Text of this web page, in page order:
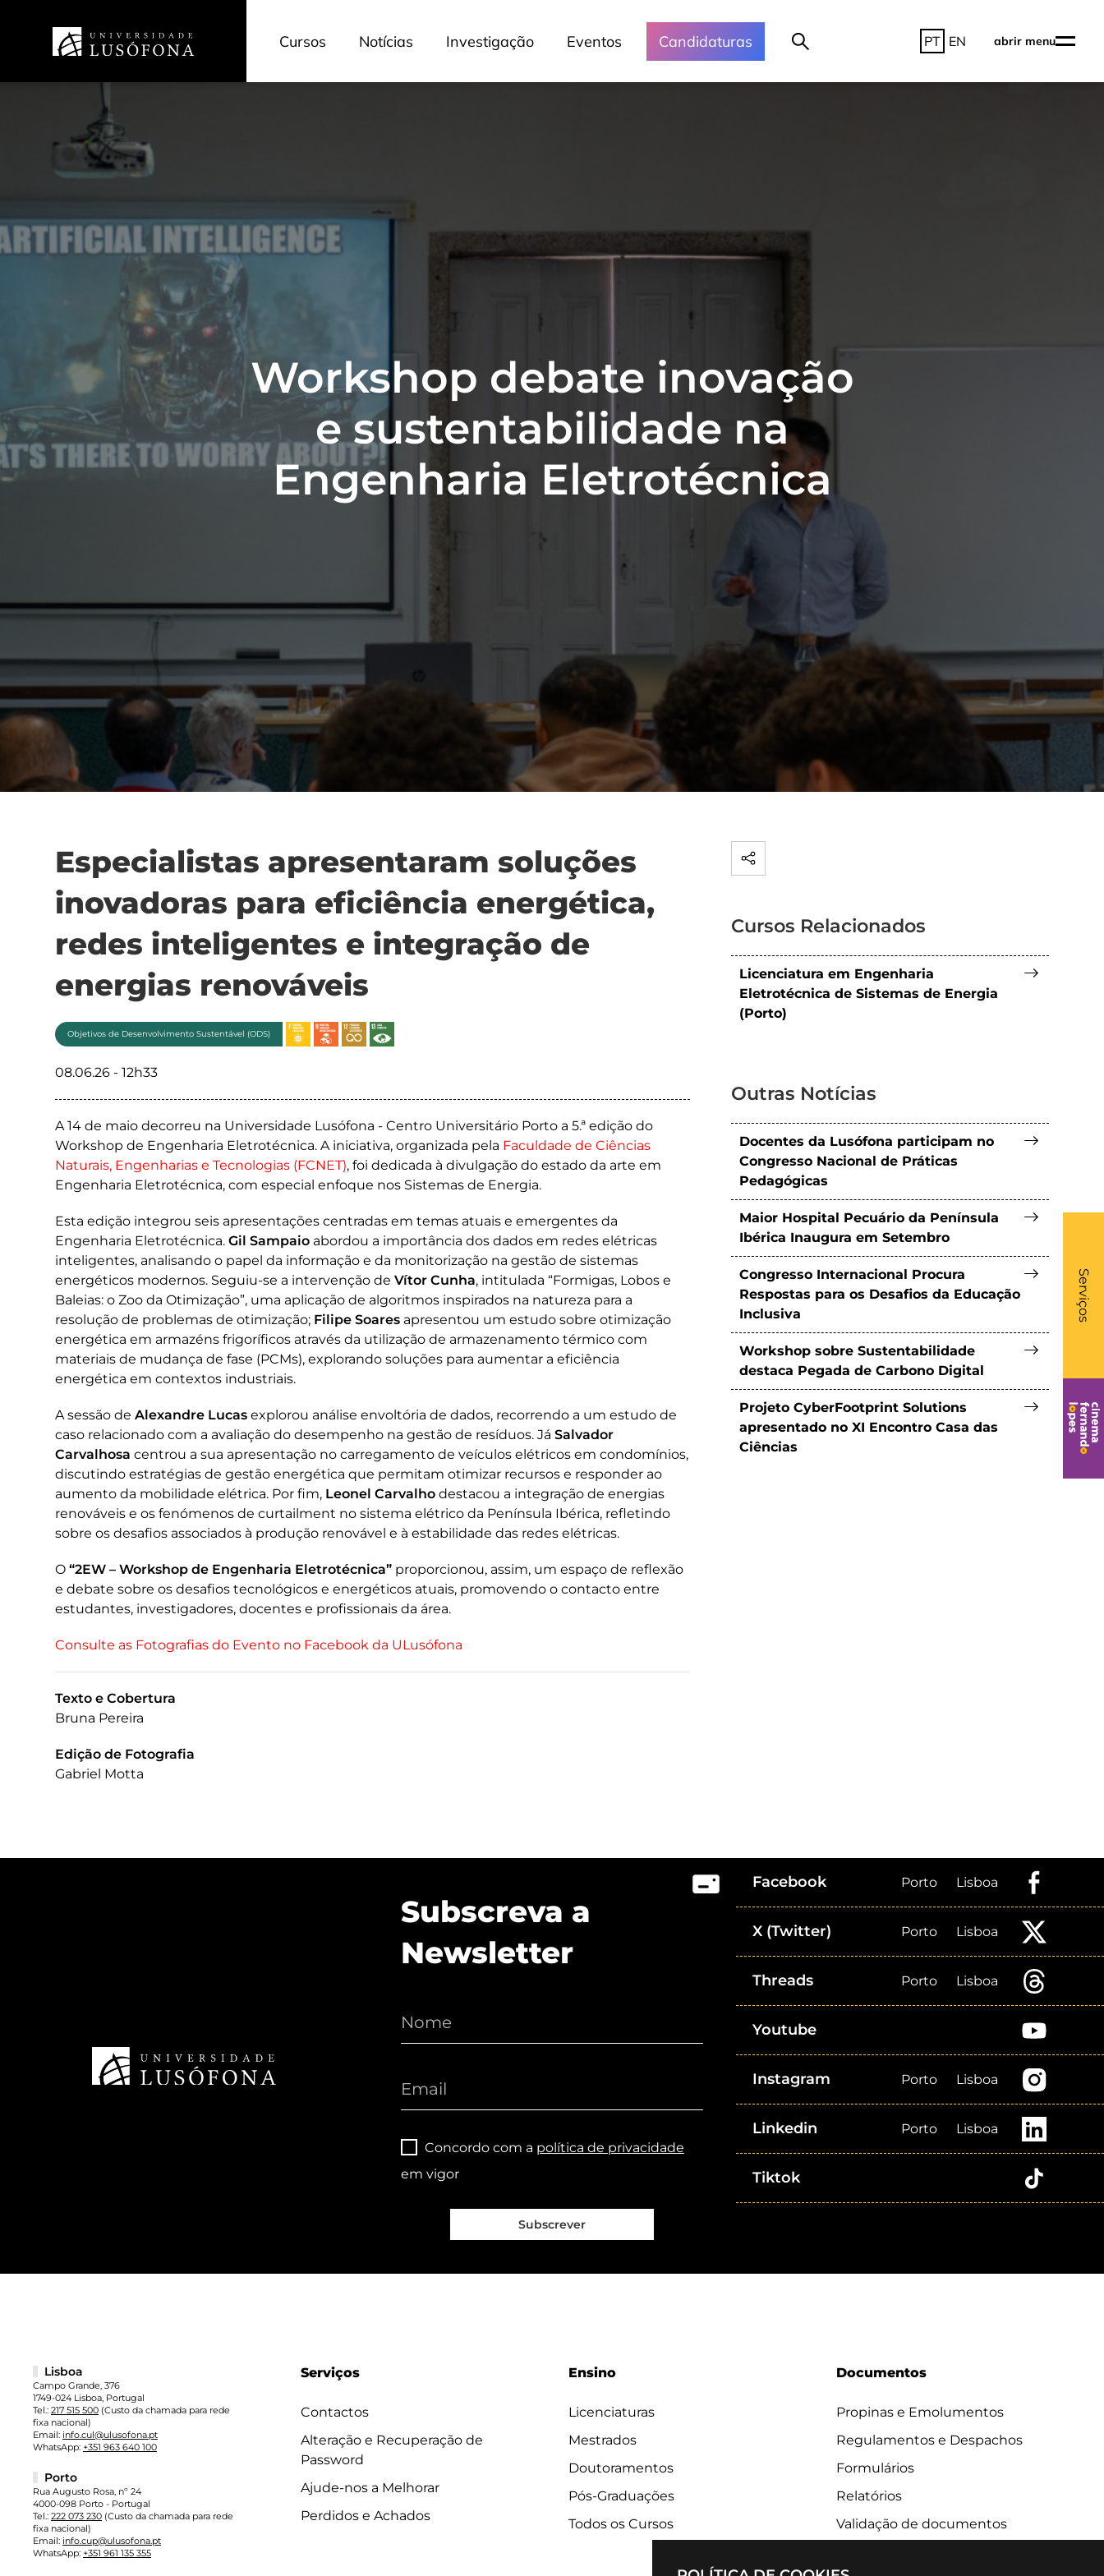
Cursos Notícias Investigação Eventos Candidaturas PT EN abrir menu
Serviços
-
Workshop debate inovação
e sustentabilidade na
Engenharia Eletrotécnica
Especialistas apresentaram soluções
inovadoras para eficiência energética,
redes inteligentes e integração de
energias renováveis
Objetivos de Desenvolvimento Sustentável (ODS)
08.06.26 - 12h33
A 14 de maio decorreu na Universidade Lusófona - Centro Universitário Porto a 5.ª edição do
Workshop de Engenharia Eletrotécnica. A iniciativa, organizada pela Faculdade de Ciências
Naturais, Engenharias e Tecnologias (FCNET), foi dedicada à divulgação do estado da arte em
Engenharia Eletrotécnica, com especial enfoque nos Sistemas de Energia.
Esta edição integrou seis apresentações centradas em temas atuais e emergentes da
Engenharia Eletrotécnica. Gil Sampaio abordou a importância dos dados em redes elétricas
inteligentes, analisando o papel da informação e da monitorização na gestão de sistemas
energéticos modernos. Seguiu-se a intervenção de Vítor Cunha, intitulada “Formigas, Lobos e
Baleias: o Zoo da Otimização”, uma aplicação de algoritmos inspirados na natureza para a
resolução de problemas de otimização; Filipe Soares apresentou um estudo sobre otimização
energética em armazéns frigoríficos através da utilização de armazenamento térmico com
materiais de mudança de fase (PCMs), explorando soluções para aumentar a eficiência
energética em contextos industriais.
A sessão de Alexandre Lucas explorou análise envoltória de dados, recorrendo a um estudo de
caso relacionado com a avaliação do desempenho na gestão de resíduos. Já Salvador
Carvalhosa centrou a sua apresentação no carregamento de veículos elétricos em condomínios,
discutindo estratégias de gestão energética que permitam otimizar recursos e responder ao
aumento da mobilidade elétrica. Por fim, Leonel Carvalho destacou a integração de energias
renováveis e os fenómenos de curtailment no sistema elétrico da Península Ibérica, refletindo
sobre os desafios associados à produção renovável e à estabilidade das redes elétricas.
O “2EW – Workshop de Engenharia Eletrotécnica” proporcionou, assim, um espaço de reflexão
e debate sobre os desafios tecnológicos e energéticos atuais, promovendo o contacto entre
estudantes, investigadores, docentes e profissionais da área.
Consulte as Fotografias do Evento no Facebook da ULusófona
Texto e Cobertura
Bruna Pereira
Edição de Fotografia
Gabriel Motta
Cursos Relacionados
Licenciatura em Engenharia
Eletrotécnica de Sistemas de Energia
(Porto)
Outras Notícias
Docentes da Lusófona participam no
Congresso Nacional de Práticas
Pedagógicas
Maior Hospital Pecuário da Península
Ibérica Inaugura em Setembro
Congresso Internacional Procura
Respostas para os Desafios da Educação
Inclusiva
Workshop sobre Sustentabilidade
destaca Pegada de Carbono Digital
Projeto CyberFootprint Solutions
apresentado no XI Encontro Casa das
Ciências
Subscreva a
Newsletter
Concordo com a política de privacidade
em vigor
Subscrever
Facebook Porto Lisboa
X (Twitter) Porto Lisboa
Threads Porto Lisboa
Youtube
Instagram Porto Lisboa
Linkedin Porto Lisboa
Tiktok
Serviços
Contactos
Alteração e Recuperação de
Password
Ajude-nos a Melhorar
Perdidos e Achados
Ensino
Licenciaturas
Mestrados
Doutoramentos
Pós-Graduações
Todos os Cursos
Documentos
Propinas e Emolumentos
Regulamentos e Despachos
Formulários
Relatórios
Validação de documentos
Lisboa
Campo Grande, 376
1749-024 Lisboa, Portugal
Tel.: 217 515 500 (Custo da chamada para rede
fixa nacional)
Email: info.cul@ulusofona.pt
WhatsApp: +351 963 640 100
Porto
Rua Augusto Rosa, nº 24
4000-098 Porto - Portugal
Tel.: 222 073 230 (Custo da chamada para rede
fixa nacional)
Email: info.cup@ulusofona.pt
WhatsApp: +351 961 135 355